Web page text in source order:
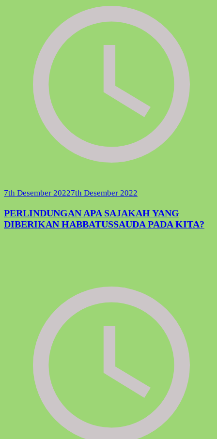
7th Desember 20227th Desember 2022
PERLINDUNGAN APA SAJAKAH YANG
DIBERIKAN HABBATUSSAUDA PADA KITA?